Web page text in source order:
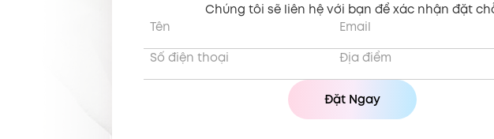
Chúng tôi sẽ liên hệ với bạn để xác nhận đặt